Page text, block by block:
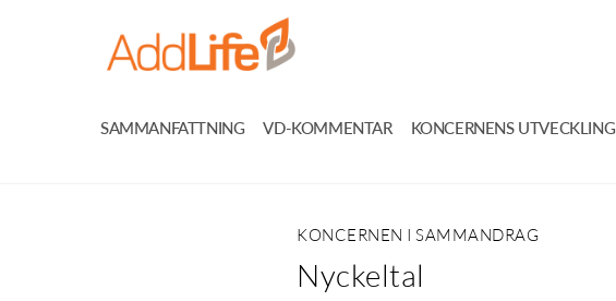
SAMMANFATTNING VD-KOMMENTAR KONCERNENS UTVECKLING
KONCERNEN I SAMMANDRAG
Nyckeltal